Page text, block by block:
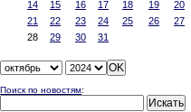
14
15 16 17 18 19
20
21
22 23 24 25 26
27
28
29 30 31
Поиск по новостям: